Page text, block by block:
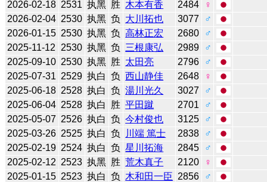
2026-02-18 2531 执黑 胜 木本有香 2484
♀
2026-02-04 2530 执黑 负 大川拓也 3077
♂
2026-01-15 2530 执黑 负 高林正宏 2680
♂
2025-11-12
2530 执黑 负 三根康弘 2989
♂
2025-09-10 2530 执黑 胜 太田亮 2796
♂
2025-07-31 2529 执白 负 西山静佳 2648
♀
2025-06-18 2528 执白 负 湯川光久 3027
♂
2025-06-04 2528 执白 胜 平田蹴 2701
♂
2025-05-07 2526 执白 负 今村俊也 3125
♂
2025-03-26 2525 执白 负 川端 篤士 2838
♂
2025-02-19 2524 执白 负 星川拓海 2845
♂
2025-02-12 2523 执黑 胜 荒木真子 2120
♀
2025-01-15 2523 执白 负 木和田一臣 2856
♂